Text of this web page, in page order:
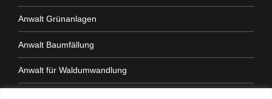
Anwalt Grünanlagen
Anwalt Baumfällung
Anwalt für Waldumwandlung